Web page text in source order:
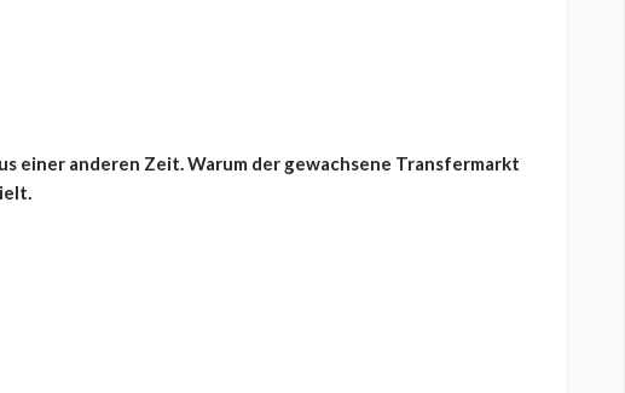
einer anderen Zeit. Warum der gewachsene Transfermarkt